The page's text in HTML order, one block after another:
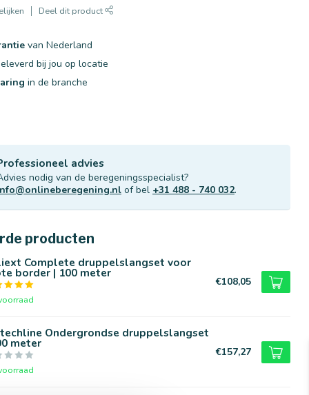
Deel dit product
van Nederland
bij jou op locatie
in de branche
advies
nodig van de beregeningsspecialist?
of bel +31 488 - 740 032.
producten
Complete druppelslangset voor
border | 100 meter
€108,05
Ondergrondse druppelslangset
meter
€157,27